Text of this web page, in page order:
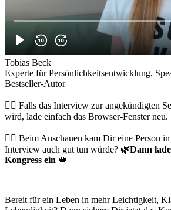
Tobias Beck
Experte für Persönlichkeitsentwicklung,
Bestseller-Autor
👉🏻 Falls das Interview zur angekündigten
wird, lade einfach das Browser-Fenster neu.
👉🏻 Beim Anschauen kam Dir eine Person
Interview auch gut tun würde? 🌿Dann
Kongress ein 👑
Bereit für ein Leben in mehr Leichtigkeit,